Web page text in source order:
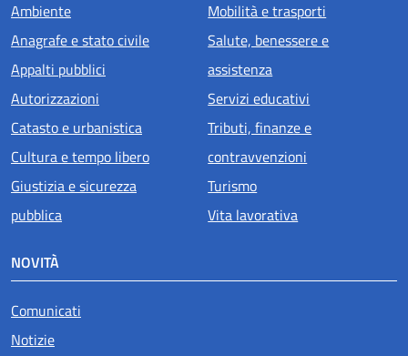
Ambiente
Anagrafe e stato civile
Appalti pubblici
Autorizzazioni
Catasto e urbanistica
Cultura e tempo libero
Giustizia e sicurezza
pubblica
Mobilità e trasporti
Salute, benessere e
assistenza
Servizi educativi
Tributi, finanze e
contravvenzioni
Turismo
Vita lavorativa
NOVITÀ
Comunicati
Notizie